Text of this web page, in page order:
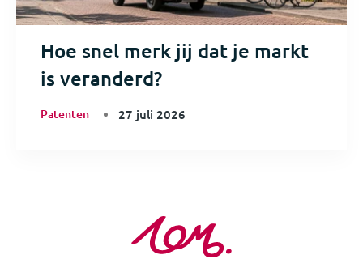
Hoe snel merk jij dat je markt
is veranderd?
Patenten 27 juli 2026